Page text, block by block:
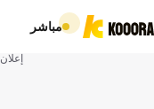
مباشر
إعلان